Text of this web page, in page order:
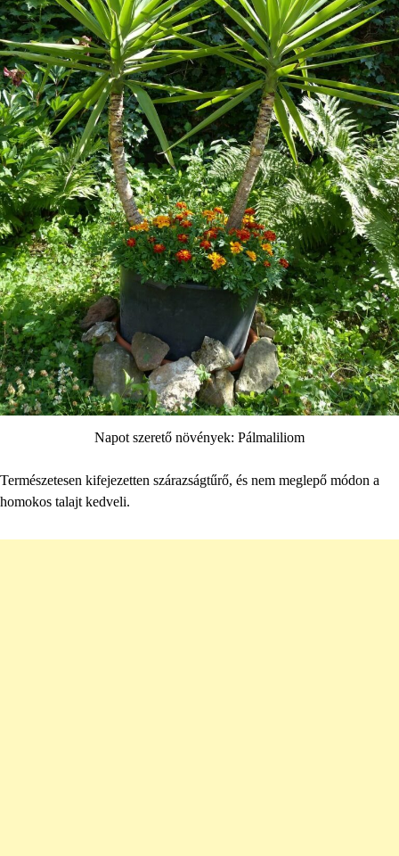
Napot szerető növények: Pálmaliliom
Természetesen kifejezetten szárazságtűrő, és nem meglepő módon a
homokos talajt kedveli.